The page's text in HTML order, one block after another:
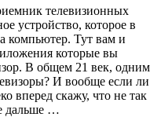
телевизионных
устройство, которое в
компьютер. Тут вам и
которые вы
В общем 21 век, одним
И вообще если ли
вперед скажу, что не так
дальше …